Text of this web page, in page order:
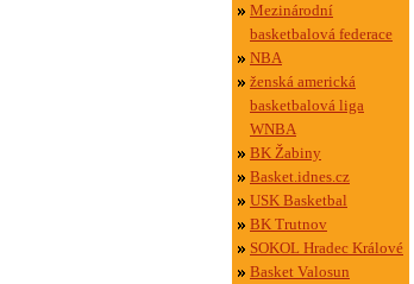
Mezinárodní
basketbalová federace
NBA
ženská americká
basketbalová liga
WNBA
BK Žabiny
Basket.idnes.cz
USK Basketbal
BK Trutnov
SOKOL Hradec Králové
Basket Valosun